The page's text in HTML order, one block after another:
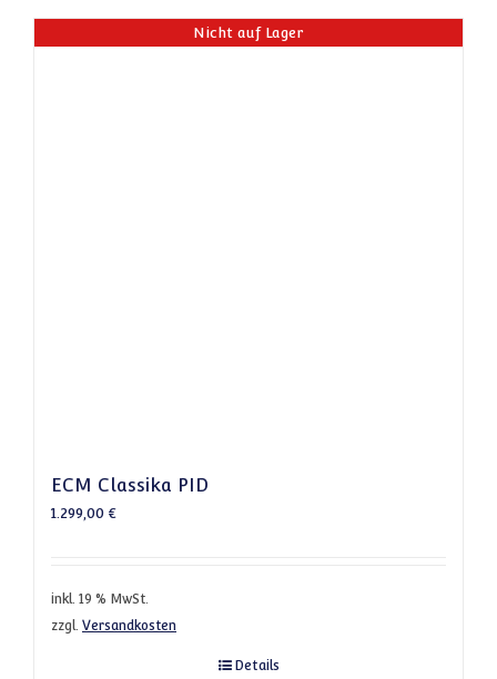
Nicht auf Lager
ECM Classika PID
1.299,00 €
inkl. 19 % MwSt.
zzgl. Versandkosten
Details